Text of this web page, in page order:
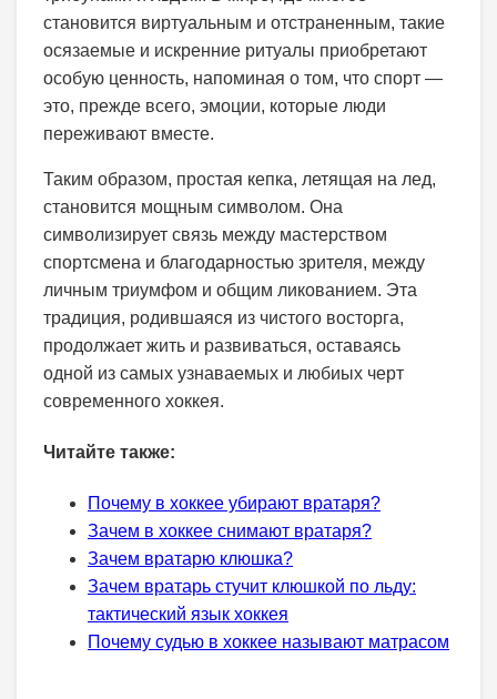
становится виртуальным и отстраненным, такие
осязаемые и искренние ритуалы приобретают
особую ценность, напоминая о том, что спорт —
это, прежде всего, эмоции, которые люди
переживают вместе.
Таким образом, простая кепка, летящая на лед,
становится мощным символом. Она
символизирует связь между мастерством
спортсмена и благодарностью зрителя, между
личным триумфом и общим ликованием. Эта
традиция, родившаяся из чистого восторга,
продолжает жить и развиваться, оставаясь
одной из самых узнаваемых и любиых черт
современного хоккея.
Читайте также:
Почему в хоккее убирают вратаря?
Зачем в хоккее снимают вратаря?
Зачем вратарю клюшка?
Зачем вратарь стучит клюшкой по льду:
тактический язык хоккея
Почему судью в хоккее называют матрасом